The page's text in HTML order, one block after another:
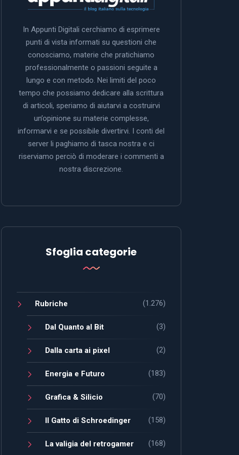
In Appunti Digitali cerchiamo di esprimere
punti di vista informati su questioni che
conosciamo, materie che pratichiamo
professionalmente o passioni seguite a
lungo e con metodo. Nei limiti del poco
tempo che possiamo dedicare alla scrittura
di articoli, speriamo di aiutarvi a costruirvi
un’opinione su materie complesse,
informarvi e se possibile divertirvi. I conti del
server li paghiamo di tasca nostra e ci
riserviamo perciò di moderare i commenti a
nostra discrezione.
Sfoglia categorie
Rubriche (1.276)
Dal Quanto al Bit (3)
Dalla carta ai pixel (2)
Energia e Futuro (183)
Grafica & Silicio (70)
Il Gatto di Schroedinger (158)
La valigia del retrogamer (168)